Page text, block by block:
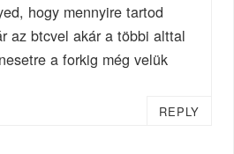
hogy mennyire tartod
az btcvel akár a többi alttal
a forkig még velük
REPLY